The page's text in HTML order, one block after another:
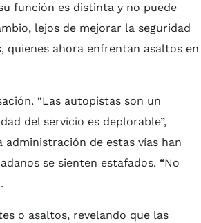
función es distinta y no puede
lejos de mejorar la seguridad
quienes ahora enfrentan asaltos en
“Las autopistas son un
del servicio es deplorable”,
administración de estas vías han
se sienten estafados. “No
o asaltos, revelando que las